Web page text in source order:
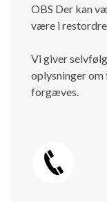
OBS Der kan
være i restordre.
Vi giver
oplysninger om
forgæves.